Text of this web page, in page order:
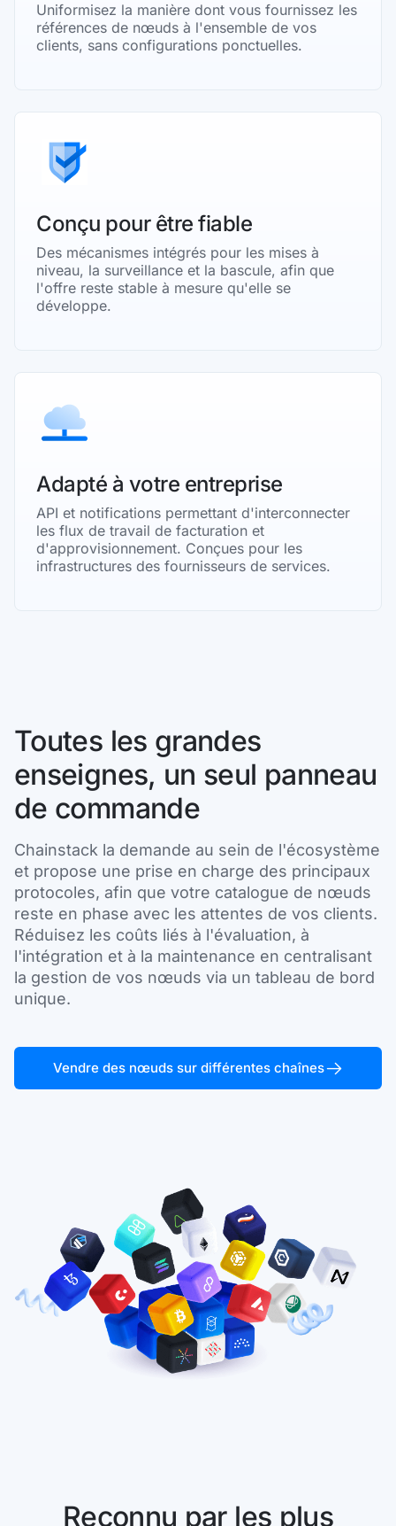
Uniformisez la manière dont vous fournissez les
références de nœuds à l'ensemble de vos
clients, sans configurations ponctuelles.
Conçu pour être fiable
Des mécanismes intégrés pour les mises à
niveau, la surveillance et la bascule, afin que
l'offre reste stable à mesure qu'elle se
développe.
Adapté à votre entreprise
API et notifications permettant d'interconnecter
les flux de travail de facturation et
d'approvisionnement. Conçues pour les
infrastructures des fournisseurs de services.
Toutes les grandes
enseignes, un seul panneau
de commande
Chainstack la demande au sein de l'écosystème
et propose une prise en charge des principaux
protocoles, afin que votre catalogue de nœuds
reste en phase avec les attentes de vos clients.
Réduisez les coûts liés à l'évaluation, à
l'intégration et à la maintenance en centralisant
la gestion de vos nœuds via un tableau de bord
unique.
Vendre des nœuds sur différentes chaînes
Reconnu par les plus